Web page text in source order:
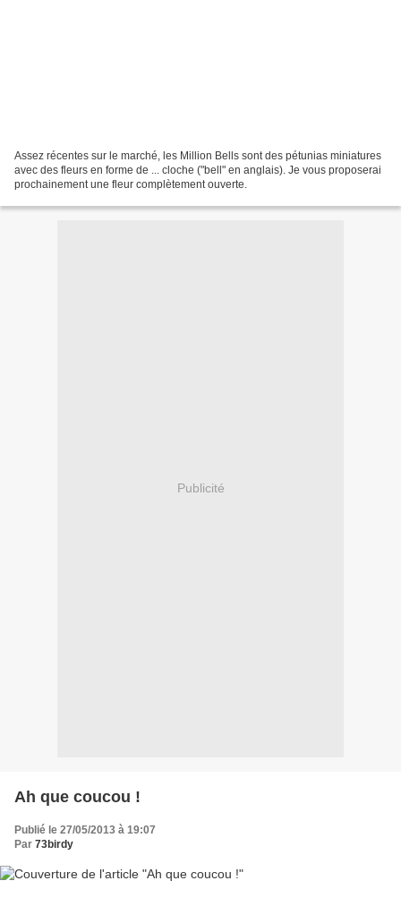
Assez récentes sur le marché, les Million Bells sont des pétunias miniatures
avec des fleurs en forme de ... cloche ("bell" en anglais). Je vous proposerai
prochainement une fleur complètement ouverte.
Publicité
Ah que coucou !
Publié le 27/05/2013 à 19:07
Par 73birdy